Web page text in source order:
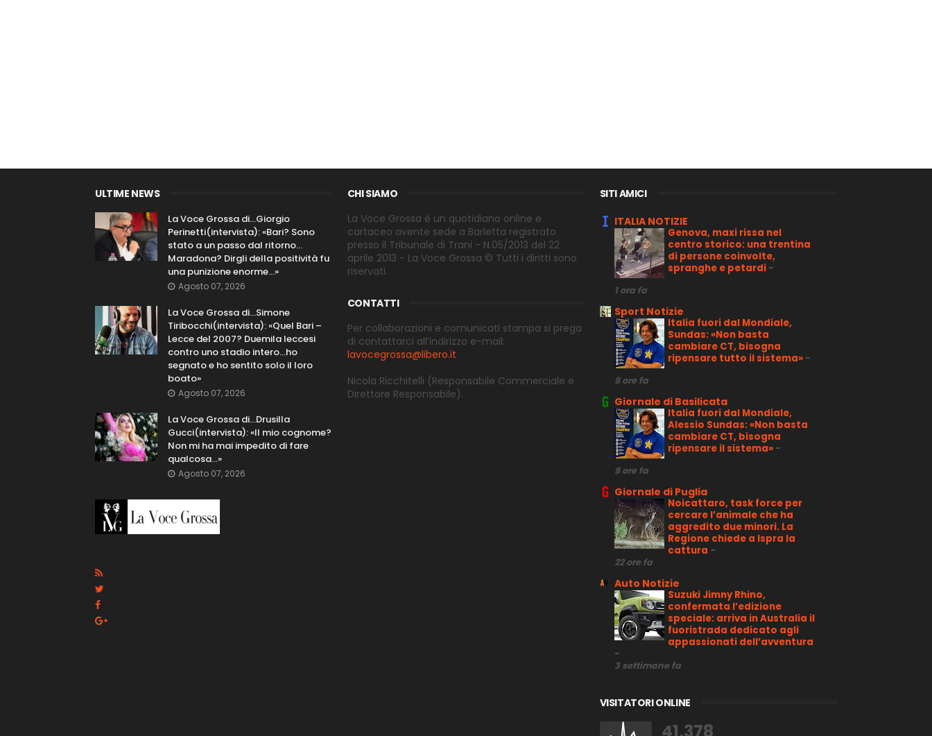
ULTIME NEWS
La Voce Grossa di…Giorgio
Perinetti(intervista): «Bari? Sono
stato a un passo dal ritorno...
Maradona? Dirgli della positività fu
una punizione enorme…»
Agosto 07, 2026
La Voce Grossa di…Simone
Tiribocchi(intervista): «Quel Bari –
Lecce del 2007? Duemila leccesi
contro uno stadio intero...ho
segnato e ho sentito solo il loro
boato»
Agosto 07, 2026
La Voce Grossa di…Drusilla
Gucci(intervista): «Il mio cognome?
Non mi ha mai impedito di fare
qualcosa…»
Agosto 07, 2026
CHI SIAMO
La Voce Grossa è un quotidiano online e
cartaceo avente sede a Barletta registrato
presso il Tribunale di Trani - N.05/2013 del 22
aprile 2013 - La Voce Grossa © Tutti i diritti sono
riservati.
CONTATTI
Per collaborazioni e comunicati stampa si prega
di contattarci all’indirizzo e-mail:
lavocegrossa@libero.it
Nicola Ricchitelli (Responsabile Commerciale e
Direttore Responsabile).
SITI AMICI
ITALIA NOTIZIE
Genova, maxi rissa nel
centro storico: una trentina
di persone coinvolte,
spranghe e petardi -
1 ora fa
Sport Notizie
Italia fuori dal Mondiale,
Sundas: «Non basta
cambiare CT, bisogna
ripensare tutto il sistema» -
8 ore fa
Giornale di Basilicata
Italia fuori dal Mondiale,
Alessio Sundas: «Non basta
cambiare CT, bisogna
ripensare il sistema» -
8 ore fa
Giornale di Puglia
Noicattaro, task force per
cercare l’animale che ha
aggredito due minori. La
Regione chiede a Ispra la
cattura -
22 ore fa
Auto Notizie
Suzuki Jimny Rhino,
confermata l’edizione
speciale: arriva in Australia il
fuoristrada dedicato agli
appassionati dell’avventura
-
3 settimane fa
VISITATORI ONLINE